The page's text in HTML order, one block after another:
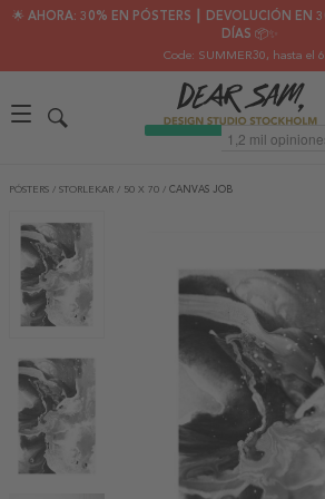
🌟 AHORA: 30% EN PÓSTERS ┃ DEVOLUCIÓN EN
DÍAS 📦✨
Code: SUMMER30, hasta el
PÓSTERS / STORLEKAR / 50 X 70 / CANVAS JOB